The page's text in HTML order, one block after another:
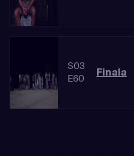
S03
E60
Finala